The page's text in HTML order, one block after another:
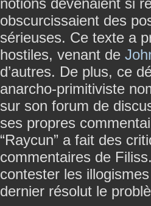
notions devenaient si
obscurcissaient des
sérieuses. Ce texte a
hostiles, venant de
d’autres. De plus, ce
anarcho-primitiviste
sur son forum de
ses propres
“Raycun” a fait des
commentaires de
contester les
dernier résolut le